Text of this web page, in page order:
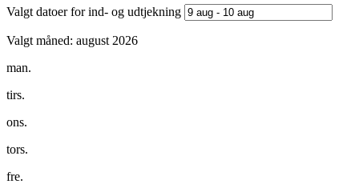
Valgt datoer for ind- og udtjekning
Valgt måned: august 2026
man.
tirs.
ons.
tors.
fre.